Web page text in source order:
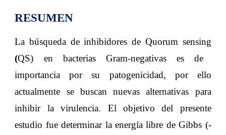
RESUMEN
La búsqueda de inhibidores de Quorum sensing
(QS) en bacterias Gram-negativas es de
importancia por su patogenicidad, por ello
actualmente se buscan nuevas alternativas para
inhibir la virulencia. El objetivo del presente
estudio fue determinar la energía libre de Gibbs (-